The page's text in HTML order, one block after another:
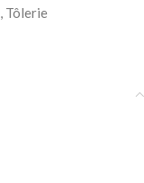
, Tôlerie